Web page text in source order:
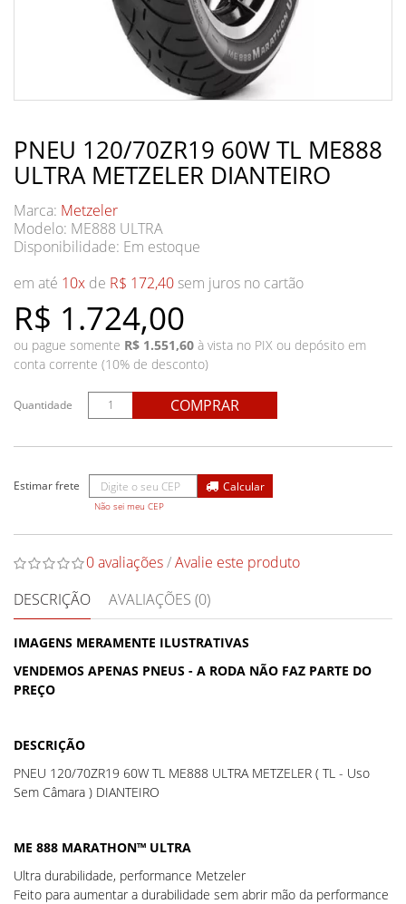
PNEU 120/70ZR19 60W TL ME888
ULTRA METZELER DIANTEIRO
Marca: Metzeler
Modelo: ME888 ULTRA
Disponibilidade: Em estoque
R$ 1.724,00
em até 10x de R$ 172,40 sem juros no cartão
ou pague somente R$ 1.551,60 à vista no PIX ou depósito em
conta corrente (10% de desconto)
Quantidade COMPRAR
Não sei meu CEP
0 avaliações/Avalie este produto
DESCRIÇÃO
AVALIAÇÕES (0)
IMAGENS MERAMENTE ILUSTRATIVAS
VENDEMOS APENAS PNEUS - A RODA NÃO FAZ PARTE DO
PREÇO
DESCRIÇÃO
PNEU 120/70ZR19 60W TL ME888 ULTRA METZELER ( TL - Uso
Sem Câmara ) DIANTEIRO
ME 888 MARATHON™ ULTRA
Ultra durabilidade, performance Metzeler
Feito para aumentar a durabilidade sem abrir mão da performance